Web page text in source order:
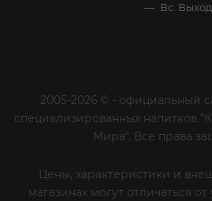
Вс:
2005-2026 © - официальный
специализированных напитков
Мира". Все права
Цены, характеристики и
магазинах могут отличаться от